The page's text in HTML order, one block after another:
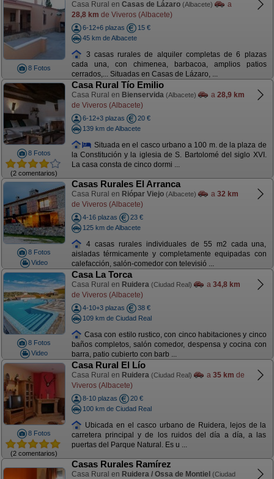
8 Fotos
Casa Rural en Casas de Lázaro (Albacete)
a
28,8 km de Viveros (Albacete)
6-12+6 plazas
15 €
45 km de Albacete
3 casas rurales de alquiler completas de 6 plazas
cada una, con chimenea, barbacoa, amplios patios
cerrados,... Situadas en Casas de Lázaro, ...
8 Fotos
(2 comentarios)
Casa Rural Tío Emilio
Casa Rural en Bienservida (Albacete) a 28,9 km
de Viveros (Albacete)
6-12+3 plazas
20 €
139 km de Albacete
Situada en el casco urbano a 100 m. de la plaza de
la Constitución y la iglesia de S. Bartolomé del siglo XVI.
La casa consta de cinco dormi ...
8 Fotos
Video
Casas Rurales El Arranca
Casa Rural en Riópar Viejo (Albacete) a 32 km
de Viveros (Albacete)
4-16 plazas
23 €
125 km de Albacete
4 casas rurales individuales de 55 m2 cada una,
aisladas térmicamente y completamente equipadas con
calefacción, salón-comedor con televisió ...
8 Fotos
Video
Casa La Torca
Casa Rural en Ruidera (Ciudad Real) a 34,8 km
de Viveros (Albacete)
4-10+3 plazas
38 €
109 km de Ciudad Real
Casa con estilo rustico, con cinco habitaciones y cinco
baños completos, salón comedor, despensa y cocina con
barra, patio cubierto con barb ...
8 Fotos
(2 comentarios)
Casa Rural El Lío
Casa Rural en Ruidera (Ciudad Real) a 35 km de
Viveros (Albacete)
8-10 plazas
20 €
100 km de Ciudad Real
Ubicada en el casco urbano de Ruidera, lejos de la
carretera principal y de los ruidos del día a día, a las
puertas del Parque Natural. Es u ...
Casas Rurales Ramírez
Casa Rural en Ruidera / Ossa de Montiel (Ciudad